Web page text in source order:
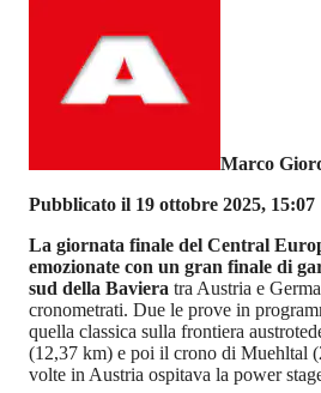
Marco
Pubblicato il 19 ottobre 2025, 15:07
La giornata finale del Central
emozionate con un gran finale di
sud della Baviera tra Austria e
cronometrati. Due le prove in
quella classica sulla frontiera
(12,37 km) e poi il crono di Muehltal
volte in Austria ospitava la power